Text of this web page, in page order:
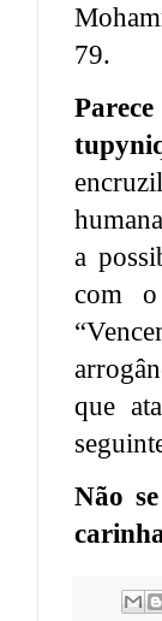
79.
a
com
que
Não